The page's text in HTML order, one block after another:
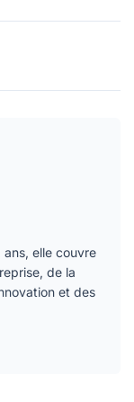
ans, elle couvre
de la
et des